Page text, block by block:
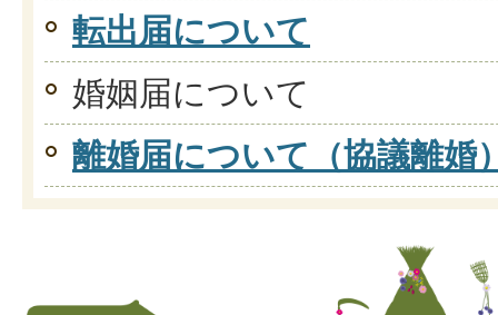
転出届について
婚姻届について
離婚届について（協議離婚